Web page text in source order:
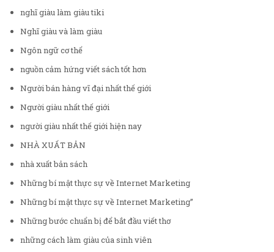
nghĩ giàu làm giàu tiki
Nghĩ giàu và làm giàu
Ngôn ngữ cơ thể
nguồn cảm hứng viết sách tốt hơn
Người bán hàng vĩ đại nhất thế giới
Người giàu nhất thế giới
người giàu nhất thế giới hiện nay
NHÀ XUẤT BẢN
nhà xuất bản sách
Những bí mật thực sự về Internet Marketing
Những bí mật thực sự về Internet Marketing”
Những bước chuẩn bị để bắt đầu viết thơ
những cách làm giàu của sinh viên